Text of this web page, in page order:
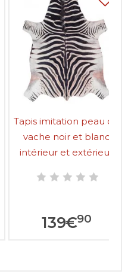
Tapis imitation peau de
vache noir et blanc
intérieur et extérieur
139€90